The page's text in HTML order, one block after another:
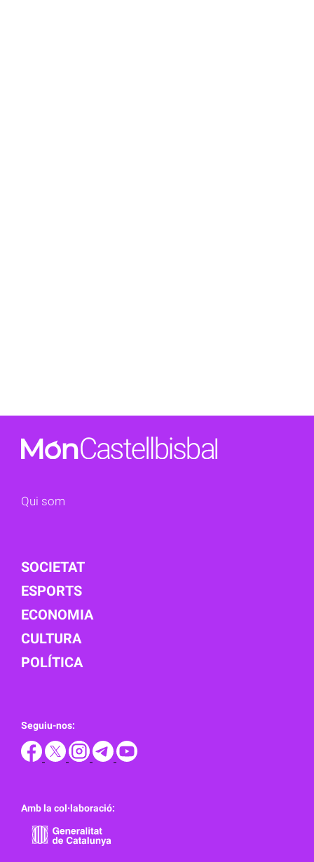
Qui som
SOCIETAT
ESPORTS
ECONOMIA
CULTURA
POLÍTICA
Seguiu-nos:
Amb la col·laboració: